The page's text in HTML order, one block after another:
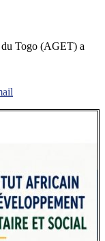
du Togo (AGET) a